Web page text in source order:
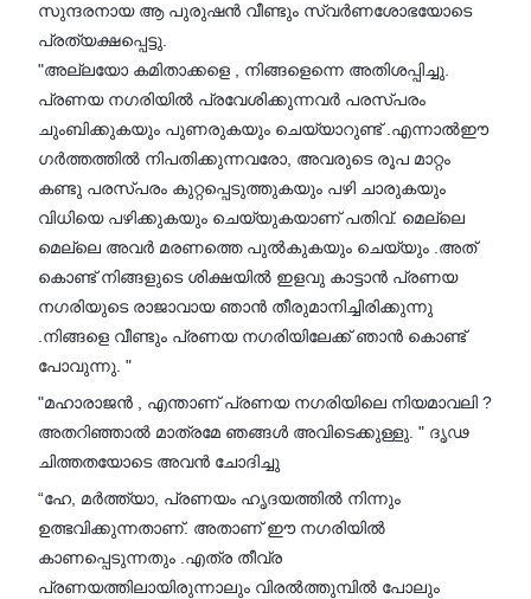
സുന്ദരനായ ആ പുരുഷൻ വീണ്ടും സ്വർണശോഭയോടെ
പ്രത്യക്ഷപ്പെട്ടു.
"അല്ലയോ കമിതാക്കളെ , നിങ്ങളെന്നെ അതിശപ്പിച്ചു.
പ്രണയ നഗരിയിൽ പ്രവേശിക്കുന്നവർ പരസ്പരം
ചുംബിക്കുകയും പുണരുകയും ചെയ്യാറുണ്ട് .എന്നാൽഈ
ഗർത്തത്തിൽ നിപതിക്കുന്നവരോ, അവരുടെ രൂപ മാറ്റം
കണ്ടു പരസ്പരം കുറ്റപ്പെടുത്തുകയും പഴി ചാരുകയും
വിധിയെ പഴിക്കുകയും ചെയ്യുകയാണ് പതിവ്. മെല്ലെ
മെല്ലെ അവർ മരണത്തെ പുൽകുകയും ചെയ്യും .അത്
കൊണ്ട് നിങ്ങളുടെ ശിക്ഷയിൽ ഇളവു കാട്ടാൻ പ്രണയ
നഗരിയുടെ രാജാവായ ഞാൻ തീരുമാനിച്ചിരിക്കുന്നു
.നിങ്ങളെ വീണ്ടും പ്രണയ നഗരിയിലേക്ക് ഞാൻ കൊണ്ട്
പോവുന്നു. "
"മഹാരാജൻ , എന്താണ് പ്രണയ നഗരിയിലെ നിയമാവലി ?
അതറിഞ്ഞാൽ മാത്രമേ ഞങ്ങൾ അവിടെക്കുള്ളു. " ദൃഢ
ചിത്തതയോടെ അവൻ ചോദിച്ചു
“ഹേ, മർത്ത്യാ, പ്രണയം ഹൃദയത്തിൽ നിന്നും
ഉത്ഭവിക്കുന്നതാണ്. അതാണ് ഈ നഗരിയിൽ
കാണപ്പെടുന്നതും .എത്ര തീവ്ര
പ്രണയത്തിലായിരുന്നാലും വിരൽത്തുമ്പിൽ പോലും